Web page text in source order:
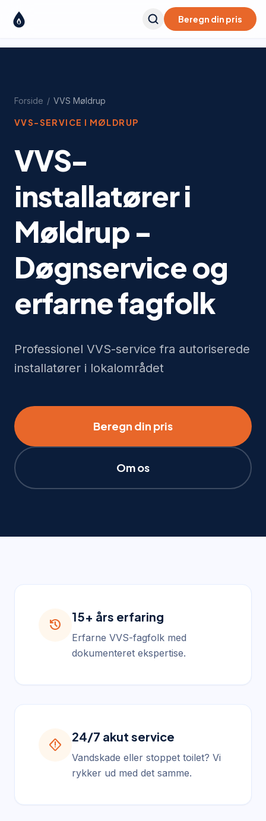
Beregn din pris
Forside / VVS Møldrup
VVS-SERVICE I MØLDRUP
VVS-
installatører i
Møldrup -
Døgnservice og
erfarne fagfolk
Professionel VVS-service fra autoriserede
installatører i lokalområdet
Beregn din pris
Om os
history
15+ års erfaring
Erfarne VVS-fagfolk med
dokumenteret ekspertise.
emergency_home
24/7 akut service
Vandskade eller stoppet toilet? Vi
rykker ud med det samme.